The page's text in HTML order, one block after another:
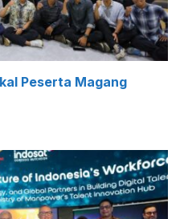
Peserta Magang